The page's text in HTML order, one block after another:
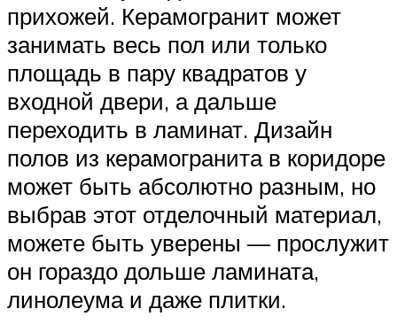
прихожей. Керамогранит может
занимать весь пол или только
площадь в пару квадратов у
входной двери, а дальше
переходить в ламинат. Дизайн
полов из керамогранита в коридоре
может быть абсолютно разным, но
выбрав этот отделочный материал,
можете быть уверены — прослужит
он гораздо дольше ламината,
линолеума и даже плитки.